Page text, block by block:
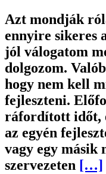
Azt mondják
ennyire sikeres
jól válogatom
dolgozom.
hogy nem kell
fejleszteni.
ráfordított időt,
az egyén
vagy egy
szervezeten […]